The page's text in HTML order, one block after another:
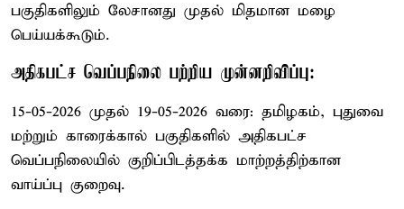
பகுதிகளிலும் லேசானது முதல் மிதமான மழை
பெய்யக்கூடும்.
அதிகபட்ச வெப்பநிலை பற்றிய முன்னறிவிப்பு:
15-05-2026 முதல் 19-05-2026 வரை: தமிழகம், புதுவை
மற்றும் காரைக்கால் பகுதிகளில் அதிகபட்ச
வெப்பநிலையில் குறிப்பிடத்தக்க மாற்றத்திற்கான
வாய்ப்பு குறைவு.